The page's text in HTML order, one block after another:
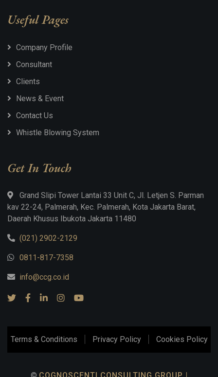
Useful Pages
Company Profile
Consultant
Clients
News & Event
Contact Us
Whistle Blowing System
Get In Touch
Grand Slipi Tower Lantai 33 Unit C, Jl. Letjen S. Parman
kav 22-24, Palmerah, Kec. Palmerah, Kota Jakarta Barat,
Daerah Khusus Ibukota Jakarta 11480
(021) 2902-2129
0811-817-7358
info@ccg.co.id
Terms & Conditions Privacy Policy Cookies Policy